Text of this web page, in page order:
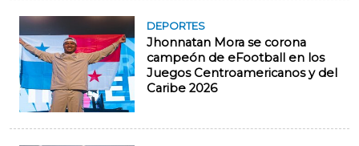
DEPORTES
Jhonnatan Mora se corona
campeón de eFootball en los
Juegos Centroamericanos y del
Caribe 2026